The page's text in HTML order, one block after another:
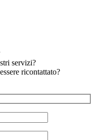
servizi?
ricontattato?